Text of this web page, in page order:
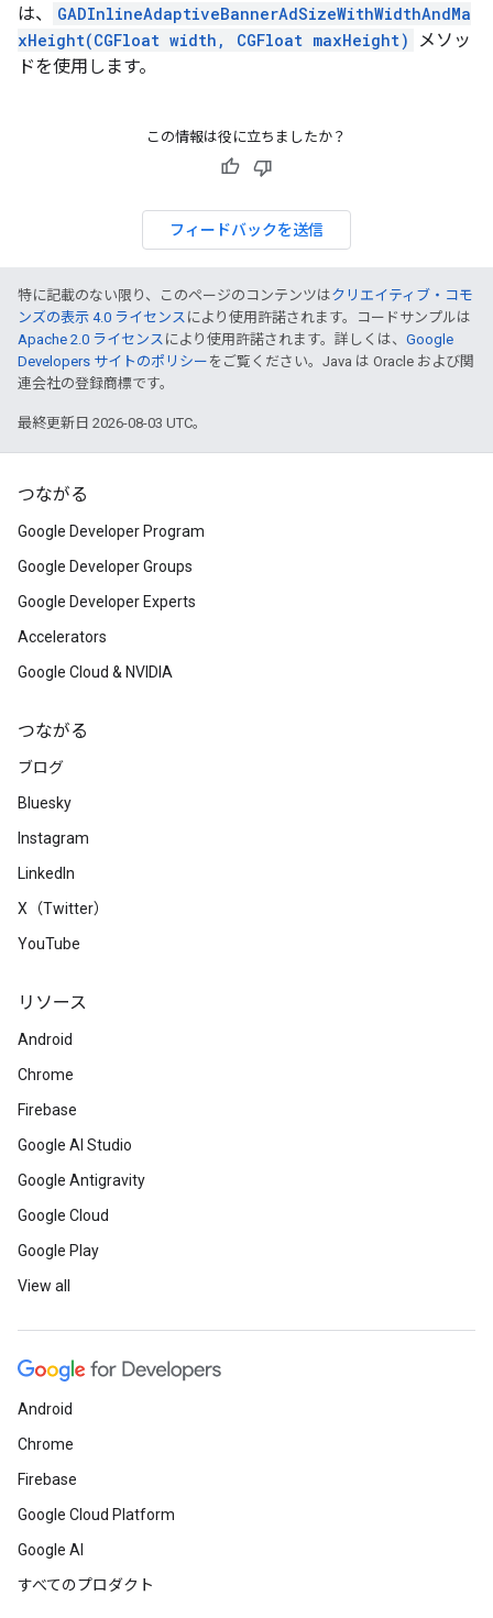
は、
GADInlineAdaptiveBannerAdSizeWithWidthAndMa
xHeight(CGFloat width, CGFloat maxHeight)
メソッ
ドを使用します。
この情報は役に立ちましたか？
フィードバックを送信
特に記載のない限り、このページのコンテンツはクリエイティブ・コモ
ンズの表示 4.0 ライセンス により使用許諾されます。コードサンプルは
Apache 2.0 ライセンス により使用許諾されます。詳しくは、 Google
Developers サイトのポリシー をご覧ください。Java は Oracle および関
連会社の登録商標です。
最終更新日 2026-08-03 UTC。
つながる
Google Developer Program
Google Developer Groups
Google Developer Experts
Accelerators
Google Cloud & NVIDIA
つながる
ブログ
Bluesky
Instagram
LinkedIn
X（Twitter）
YouTube
リソース
Android
Chrome
Firebase
Google AI Studio
Google Antigravity
Google Cloud
Google Play
View all
Android
Chrome
Firebase
Google Cloud Platform
Google AI
すべてのプロダクト